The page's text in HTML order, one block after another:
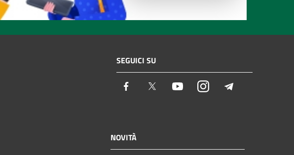
SEGUICI SU
Facebook Twitter YoutubeInstagram
NOVITÀ